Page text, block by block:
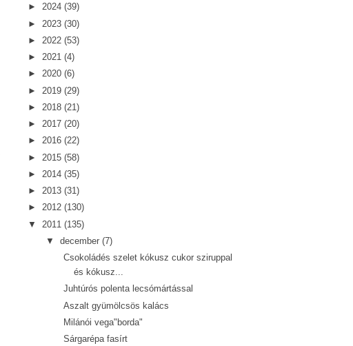
► 2024 (39)
► 2023 (30)
► 2022 (53)
► 2021 (4)
► 2020 (6)
► 2019 (29)
► 2018 (21)
► 2017 (20)
► 2016 (22)
► 2015 (58)
► 2014 (35)
► 2013 (31)
► 2012 (130)
▼
2011 (135)
▼
december (7)
Csokoládés szelet kókusz cukor sziruppal
és kókusz...
Juhtúrós polenta lecsómártással
Aszalt gyümölcsös kalács
Milánói vega"borda"
Sárgarépa fasírt